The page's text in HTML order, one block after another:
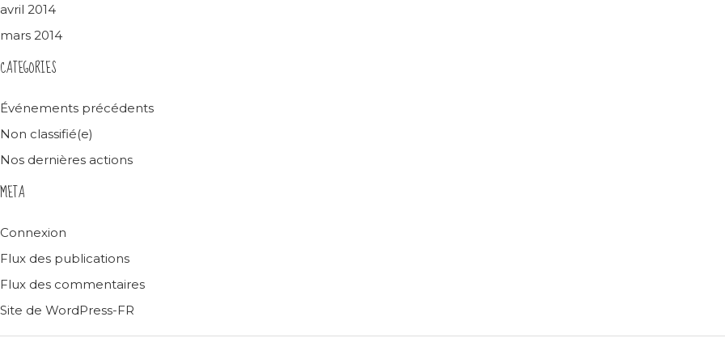
avril 2014
mars 2014
CATEGORIES
Événements précédents
Non classifié(e)
Nos dernières actions
META
Connexion
Flux des publications
Flux des commentaires
Site de WordPress-FR